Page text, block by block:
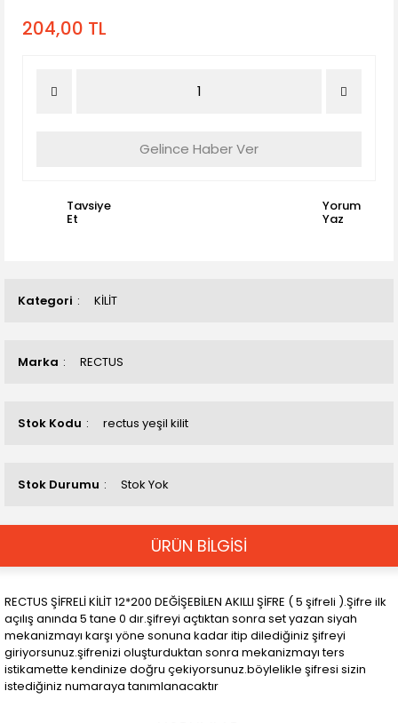
Kategori KİLİT
Marka RECTUS
Stok Kodu rectus yeşil kilit
Stok Durumu Stok Yok
204,00 TL
Gelince Haber Ver
Tavsiye
Et
Yorum
Yaz
ÜRÜN BİLGİSİ
RECTUS ŞİFRELİ KİLİT 12*200 DEĞİŞEBİLEN AKILLI ŞİFRE ( 5 şifreli ).Şifre ilk
açılış anında 5 tane 0 dır.şifreyi açtıktan sonra set yazan siyah
mekanizmayı karşı yöne sonuna kadar itip dilediğiniz şifreyi
giriyorsunuz.şifrenizi oluşturduktan sonra mekanizmayı ters
istikamette kendinize doğru çekiyorsunuz.böylelikle şifresi sizin
istediğiniz numaraya tanımlanacaktır